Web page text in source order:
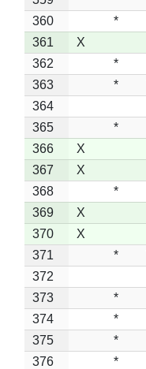
360
*
361
X
362
*
363
*
364
365
*
366
X
367
X
368
*
369
X
370
X
371
*
372
373
*
374
*
375
*
376
*